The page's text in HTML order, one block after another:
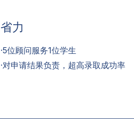
省力
·5位顾问服务1位学生
·对申请结果负责，超高录取成功率